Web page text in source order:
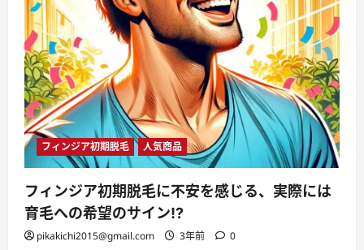
フィンジア初期脱毛 人気商品
フィンジア初期脱毛に不安を感じる、実際には
育毛への希望のサイン!?
pikakichi2015@gmail.com 3年前 0